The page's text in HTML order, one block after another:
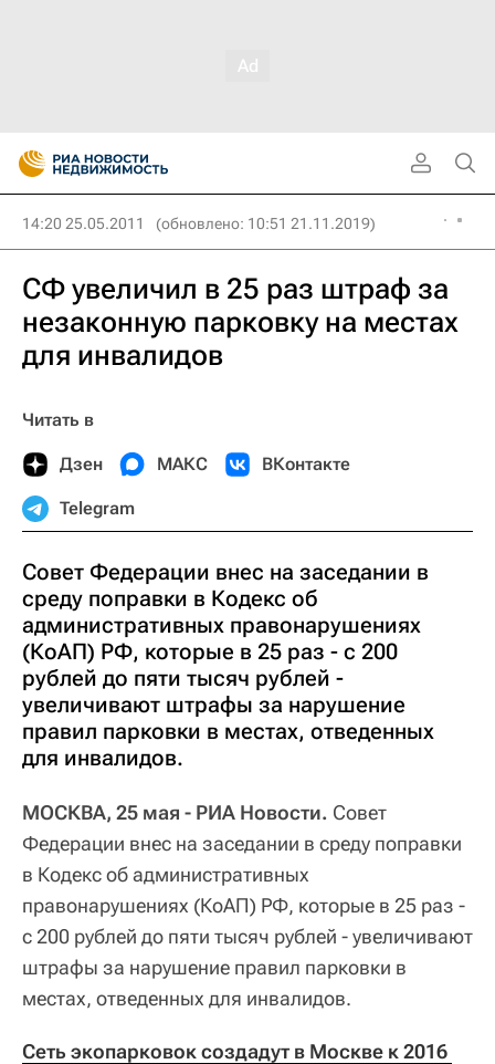
14:20 25.05.2011 (обновлено: 10:51 21.11.2019)
СФ увеличил в 25 раз штраф за
незаконную парковку на местах
для инвалидов
Читать в
Дзен МАКС ВКонтакте
Telegram
Совет Федерации внес на заседании в
среду поправки в Кодекс об
административных правонарушениях
(КоАП) РФ, которые в 25 раз - с 200
рублей до пяти тысяч рублей -
увеличивают штрафы за нарушение
правил парковки в местах, отведенных
для инвалидов.
МОСКВА, 25 мая - РИА Новости. Совет
Федерации внес на заседании в среду поправки
в Кодекс об административных
правонарушениях (КоАП) РФ, которые в 25 раз -
с 200 рублей до пяти тысяч рублей - увеличивают
штрафы за нарушение правил парковки в
местах, отведенных для инвалидов.
Сеть экопарковок создадут в Москве к 2016